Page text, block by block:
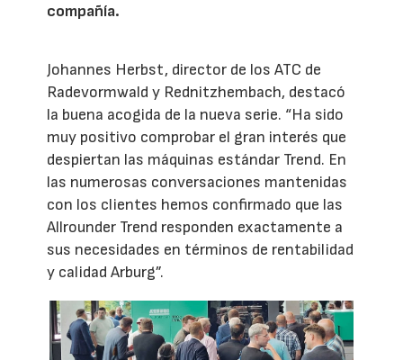
compañía.
Johannes Herbst, director de los ATC de
Radevormwald y Rednitzhembach, destacó
la buena acogida de la nueva serie. “Ha sido
muy positivo comprobar el gran interés que
despiertan las máquinas estándar Trend. En
las numerosas conversaciones mantenidas
con los clientes hemos confirmado que las
Allrounder Trend responden exactamente a
sus necesidades en términos de rentabilidad
y calidad Arburg”.